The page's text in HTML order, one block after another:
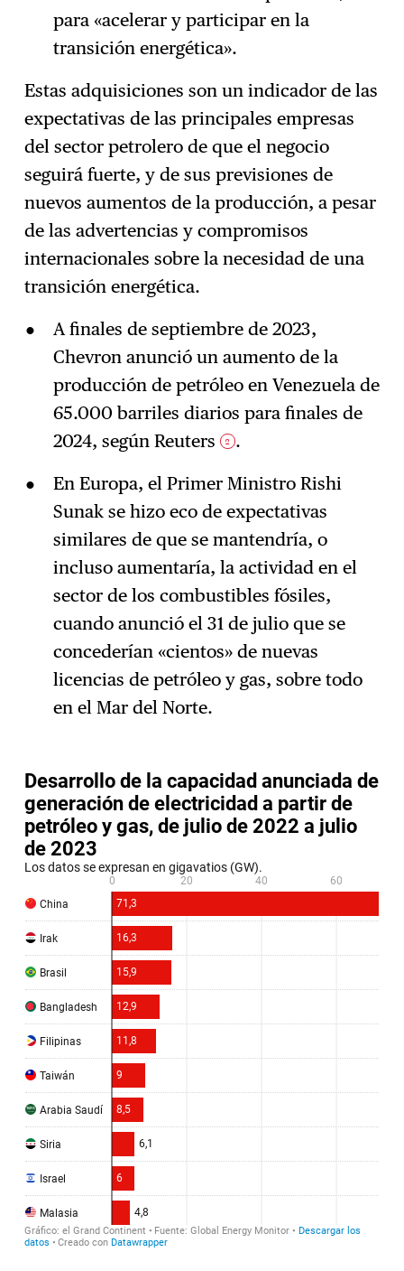
para «acelerar y participar en la
transición energética».
Estas adquisiciones son un indicador de las
expectativas de las principales empresas
del sector petrolero de que el negocio
seguirá fuerte, y de sus previsiones de
nuevos aumentos de la producción, a pesar
de las advertencias y compromisos
internacionales sobre la necesidad de una
transición energética.
A finales de septiembre de 2023,
Chevron anunció un aumento de la
producción de petróleo en Venezuela de
65.000 barriles diarios para finales de
2024, según Reuters
2 .
En Europa, el Primer Ministro Rishi
Sunak se hizo eco de expectativas
similares de que se mantendría, o
incluso aumentaría, la actividad en el
sector de los combustibles fósiles,
cuando anunció el 31 de julio que se
concederían «cientos» de nuevas
licencias de petróleo y gas, sobre todo
en el Mar del Norte.